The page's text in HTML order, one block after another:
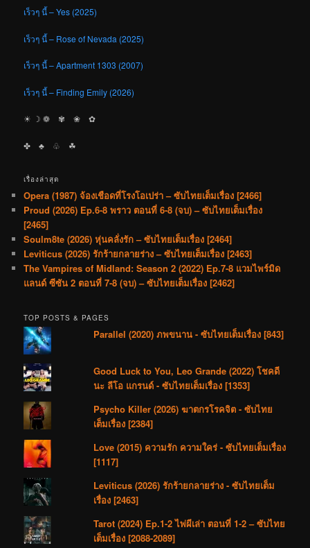
เร็วๆ นี้ – Yes (2025)
เร็วๆ นี้ – Rose of Nevada (2025)
เร็วๆ นี้ – Apartment 1303 (2007)
เร็วๆ นี้ – Finding Emily (2026)
☀︎ ☽ ❁ ✾ ❀ ✿
✤ ♣︎ ♧ ☘︎
เรื่องล่าสุด
Opera (1987) จ้องเชือดที่โรงโอเปร่า – ซับไทยเต็มเรื่อง [2466]
Proud (2026) Ep.6-8 พราว ตอนที่ 6-8 (จบ) – ซับไทยเต็มเรื่อง
[2465]
Soulm8te (2026) หุ่นคลั่งรัก – ซับไทยเต็มเรื่อง [2464]
Leviticus (2026) รักร้ายกลายร่าง – ซับไทยเต็มเรื่อง [2463]
The Vampires of Midland: Season 2 (2022) Ep.7-8 แวมไพร์มิด
แลนด์ ซีซัน 2 ตอนที่ 7-8 (จบ) – ซับไทยเต็มเรื่อง [2462]
TOP POSTS & PAGES
Parallel (2020) ภพขนาน - ซับไทยเต็มเรื่อง [843]
Good Luck to You, Leo Grande (2022) โชคดี
นะ ลีโอ แกรนด์ - ซับไทยเต็มเรื่อง [1353]
Psycho Killer (2026) ฆาตกรโรคจิต - ซับไทย
เต็มเรื่อง [2384]
Love (2015) ความรัก ความใคร่ - ซับไทยเต็มเรื่อง
[1117]
Leviticus (2026) รักร้ายกลายร่าง - ซับไทยเต็ม
เรื่อง [2463]
Tarot (2024) Ep.1-2 ไพ่ผีเล่า ตอนที่ 1-2 – ซับไทย
เต็มเรื่อง [2088-2089]